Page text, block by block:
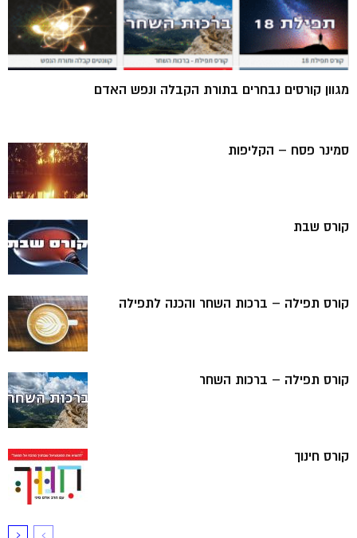
מגוון קורסים נבחרים בתורת הקבלה ונפש האדם
סמינר פסח – הקליפות
קורס שבת
קורס תפילה – ברכות השחר והכנה לתפילה
קורס תפילה – ברכות השחר
קורס חינוך